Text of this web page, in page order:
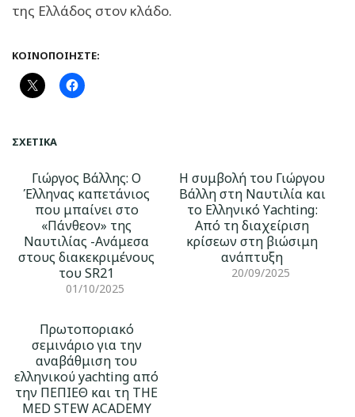
της Ελλάδος στον κλάδο.
ΚΟΙΝΟΠΟΙΉΣΤΕ:
ΣΧΕΤΙΚΆ
Γιώργος Βάλλης: Ο
Έλληνας καπετάνιος
που μπαίνει στο
«Πάνθεον» της
Ναυτιλίας -Ανάμεσα
στους διακεκριμένους
του SR21
01/10/2025
Η συμβολή του Γιώργου
Βάλλη στη Ναυτιλία και
το Ελληνικό Υachting:
Από τη διαχείριση
κρίσεων στη βιώσιμη
ανάπτυξη
20/09/2025
Πρωτοποριακό
σεμινάριο για την
αναβάθμιση του
ελληνικού yachting από
την ΠΕΠΙΕΘ και τη THE
MED STEW ACADEMY